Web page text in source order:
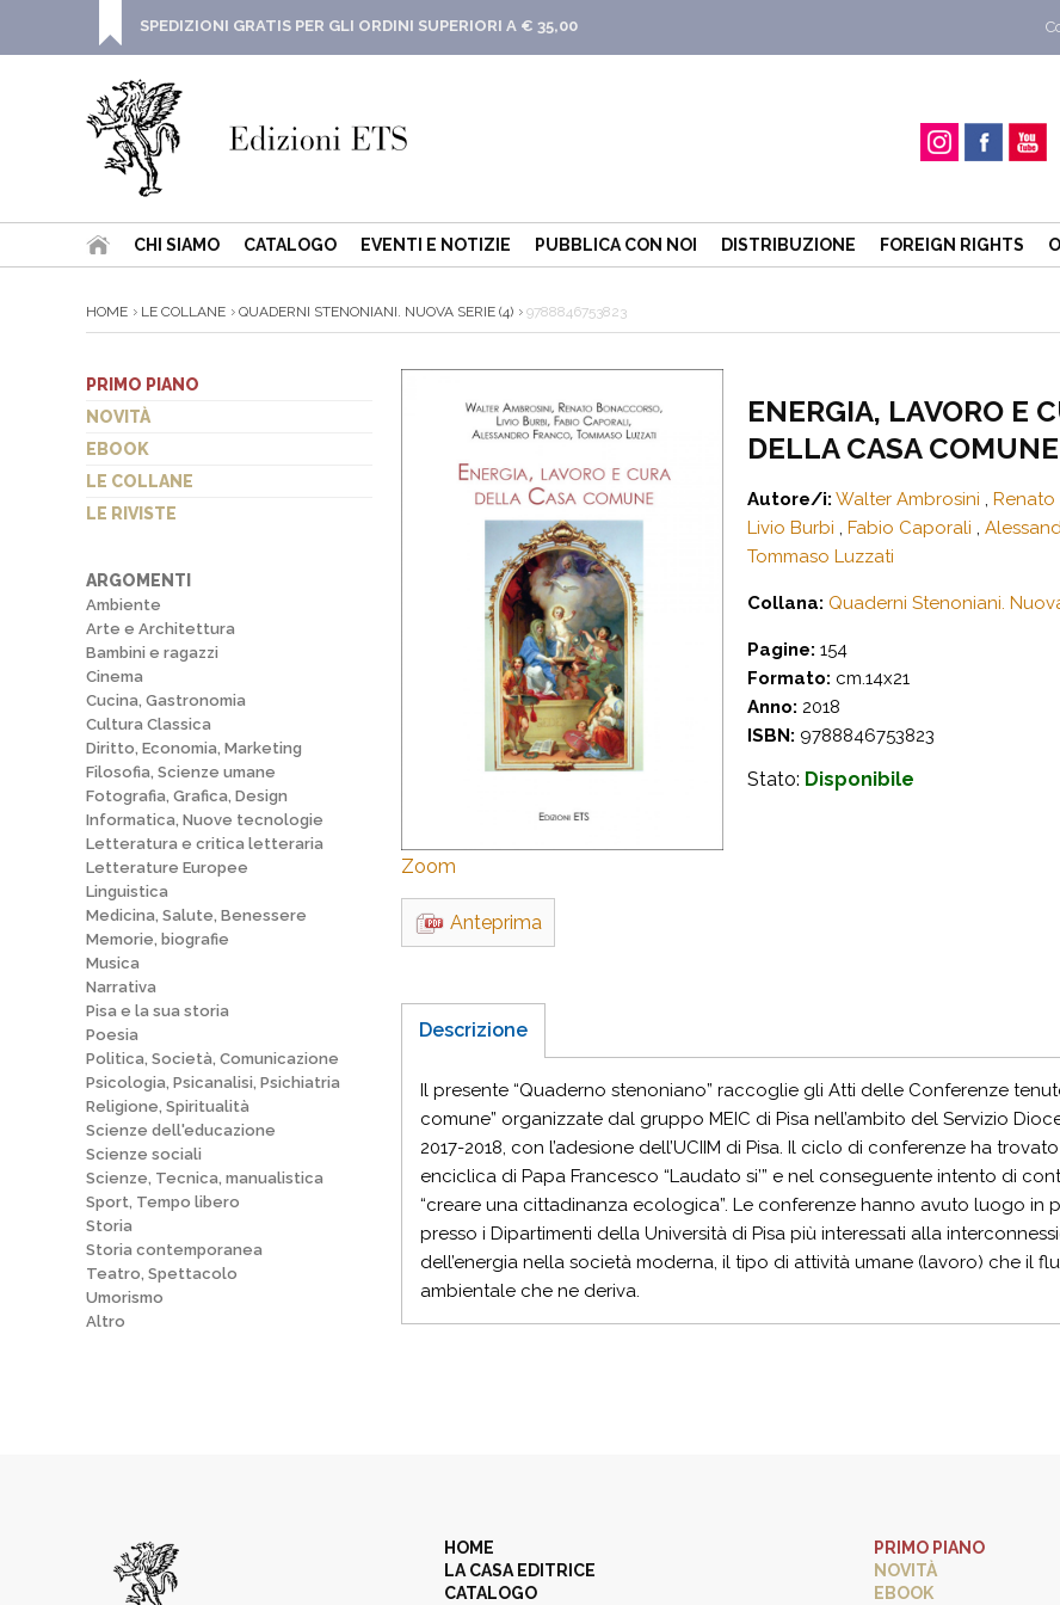
SPEDIZIONI GRATIS PER GLI ORDINI SUPERIORI A € 35,00
CHI SIAMO CATALOGO EVENTI E NOTIZIE PUBBLICA CON NOI DISTRIBUZIONE FOREIGN RIGHTS
HOME LE COLLANE QUADERNI STENONIANI. NUOVA SERIE (4) 9788846753823
PRIMO PIANO
NOVITÀ
EBOOK
LE COLLANE
LE RIVISTE
ARGOMENTI
Ambiente
Arte e Architettura
Bambini e ragazzi
Cinema
Cucina, Gastronomia
Cultura Classica
Diritto, Economia, Marketing
Filosofia, Scienze umane
Fotografia, Grafica, Design
Informatica, Nuove tecnologie
Letteratura e critica letteraria
Letterature Europee
Linguistica
Medicina, Salute, Benessere
Memorie, biografie
Musica
Narrativa
Pisa e la sua storia
Poesia
Politica, Società, Comunicazione
Psicologia, Psicanalisi, Psichiatria
Religione, Spiritualità
Scienze dell'educazione
Scienze sociali
Scienze, Tecnica, manualistica
Sport, Tempo libero
Storia
Storia contemporanea
Teatro, Spettacolo
Umorismo
Altro
Zoom
ENERGIA, LAVORO E
DELLA CASA COMUNE
Autore/i: Walter Ambrosini ,
Livio Burbi , Fabio Caporali ,
Tommaso Luzzati
Collana: Quaderni Stenoniani.
Pagine: 154
Formato: cm.14x21
Anno: 2018
ISBN: 9788846753823
Stato: Disponibile
Anteprima
Descrizione
Il presente “Quaderno stenoniano” raccoglie gli Atti delle Conferenze
comune” organizzate dal gruppo MEIC di Pisa nell’ambito del Servizio
2017-2018, con l’adesione dell’UCIIM di Pisa. Il ciclo di conferenze ha
enciclica di Papa Francesco “Laudato si’” e nel conseguente intento di
“creare una cittadinanza ecologica”. Le conferenze hanno avuto luogo in
presso i Dipartimenti della Università di Pisa più interessati alla
dell’energia nella società moderna, il tipo di attività umane (lavoro) che il
ambientale che ne deriva.
HOME
LA CASA EDITRICE
CATALOGO
PRIMO PIANO
NOVITÀ
EBOOK